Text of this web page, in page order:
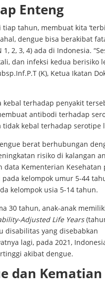
Enteng
tahun, membuat kita
dengue bisa berakibat
2, 3, 4) ada di Indonesia.
dan infeksi kedua berisiko
(K), Ketua Ikatan
kebal terhadap penyakit
antibodi terhadap
kebal terhadap serotipe
berat berhubungan
risiko di kalangan
Kementerian Kesehatan
pada kelompok umur 5-44
kelompok usia 5-14 tahun.
30 tahun, anak-anak
Adjusted Life Years
disabilitas yang disebabkan
lagi, pada 2021,
akibat dengue.
dan Kematian